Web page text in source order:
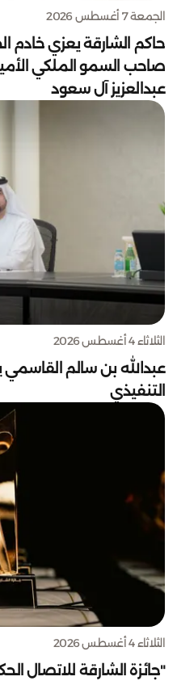
الجمعة 7 أغسطس 2026
حاكم الشارقة يعزي خادم
صاحب السمو الملكي
عبدالعزيز آل سعود
الثلاثاء 4 أغسطس 2026
عبدالله بن سالم
التنفيذي
الثلاثاء 4 أغسطس 2026
"جائزة الشارقة للاتصال